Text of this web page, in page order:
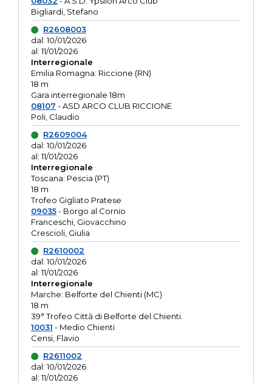
Bigliardi, Stefano
R2608003
dal: 10/01/2026
al: 11/01/2026
Interregionale
Emilia Romagna: Riccione (RN)
18 m
Gara interregionale 18m
08107 - ASD ARCO CLUB RICCIONE
Poli, Claudio
R2609004
dal: 10/01/2026
al: 11/01/2026
Interregionale
Toscana: Pescia (PT)
18 m
Trofeo Gigliato Pratese
09035- Borgo al Cornio
Franceschi, Giovacchino
Crescioli, Giulia
R2610002
dal: 10/01/2026
al: 11/01/2026
Interregionale
Marche: Belforte del Chienti (MC)
18 m
39° Trofeo Città di Belforte del Chienti.
10031 - Medio Chienti
Censi, Flavio
R2611002
dal: 10/01/2026
al: 11/01/2026